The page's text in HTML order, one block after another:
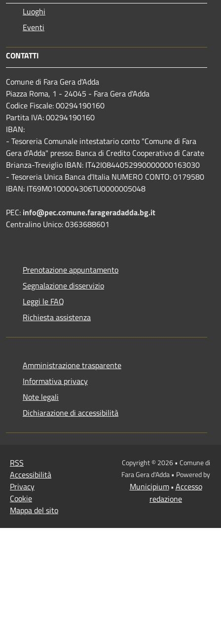
Luoghi
Eventi
CONTATTI
Comune di Fara Gera d'Adda
Piazza Roma, 1 - 24045 - Fara Gera d'Adda
Codice Fiscale: 00294190160
Partita IVA: 00294190160
IBAN:
- Tesoreria Comunale intestatario conto "Comune di Fara
Gera d'Adda" presso: Banca di Credito Cooperativo di Carate
Brianza-Treviglio IBAN: IT42I0844052990000000163030
- Tesoreria Unica Banca d'Italia NUMERO CONTO: 0179580
IBAN: IT69M0100004306TU0000005048
PEC: info@pec.comune.farageradadda.bg.it
Centralino Unico: 0363688601
Prenotazione appuntamento
Segnalazione disservizio
Leggi le FAQ
Richiesta assistenza
Amministrazione trasparente
Informativa privacy
Note legali
Dichiarazione di accessibilità
RSS
Accessibilità
Privacy
Cookie
Mappa del sito
Copyright © 2026 • Comune di
Fara Gera d'Adda • Powered by
Municipium• Accesso
redazione